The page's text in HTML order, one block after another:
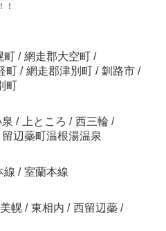
！
町 / 網走郡大空町 /
町 / 網走郡津別町 / 釧路市 /
町
/ 上ところ / 西三輪 /
留辺蘂町温根湯温泉
線 / 室蘭本線
美幌 / 東相内 / 西留辺蘂 /